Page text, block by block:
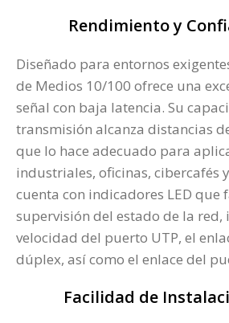
Rendimiento y
Diseñado para entornos
de Medios 10/100 ofrece una
señal con baja latencia. Su
transmisión alcanza distancias
que lo hace adecuado para
industriales, oficinas, cibercafés
cuenta con indicadores LED que
supervisión del estado de la red,
velocidad del puerto UTP, el
dúplex, así como el enlace del
Facilidad de